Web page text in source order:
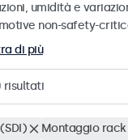
umidità e
non-safety-
di più
risultati
Montaggio